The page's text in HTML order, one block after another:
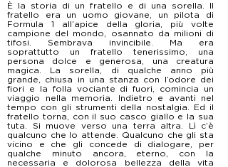
È la storia di un fratello e di una sorella. Il
fratello era un uomo giovane, un pilota di
Formula 1 all’apice della gloria, più volte
campione del mondo, osannato da milioni di
tifosi. Sembrava invincibile. Ma era
soprattutto un fratello tenerissimo, una
persona dolce e generosa, una creatura
magica. La sorella, di qualche anno più
grande, chiusa in una stanza con l’odore dei
fiori e la folla vociante di fuori, comincia un
viaggio nella memoria. Indietro e avanti nel
tempo con gli strumenti della nostalgia. Ed il
fratello torna, con il suo casco giallo e la sua
tuta. Si muove verso una terra altra. Lì c’è
qualcuno che lo attende. Qualcuno che gli sta
vicino e che gli concede di dialogare, per
qualche minuto ancora, eterno, con la
necessaria e dolorosa bellezza della vita